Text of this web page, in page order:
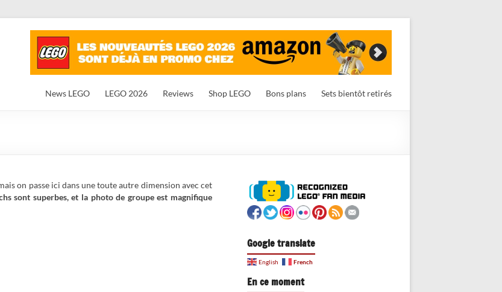
News LEGO LEGO 2026 Reviews Shop LEGO Bons plans Sets bientôt retirés
on passe ici dans une toute autre dimension avec cet
sont superbes, et la photo de groupe est magnifique
Google translate
English French
En ce moment